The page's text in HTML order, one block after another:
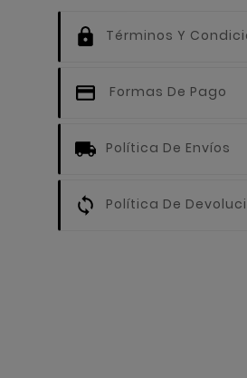
Términos Y
Formas De Pago
Política De Envíos
Política De